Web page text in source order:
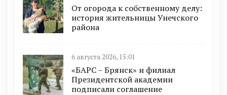
От огорода к собственному делу:
история жительницы Унечского
района
6 августа 2026, 15:01
«БАРС – Брянск» и филиал
Президентской академии
подписали соглашение